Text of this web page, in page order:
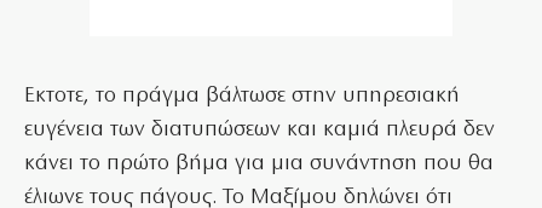
Εκτοτε, το πράγμα βάλτωσε στην υπηρεσιακή
ευγένεια των διατυπώσεων και καμιά πλευρά δεν
κάνει το πρώτο βήμα για μια συνάντηση που θα
έλιωνε τους πάγους. Το Μαξίμου δηλώνει ότι